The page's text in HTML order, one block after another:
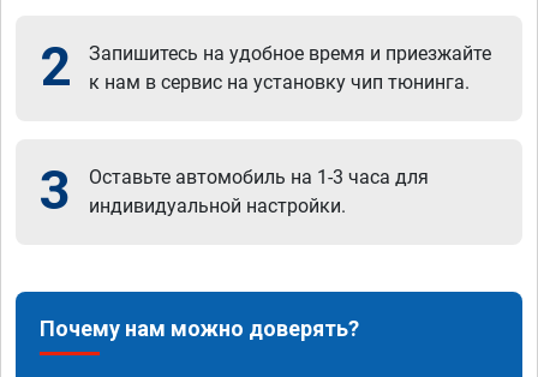
2
Запишитесь на удобное время и приезжайте
к нам в сервис на установку чип тюнинга.
3
Оставьте автомобиль на 1-3 часа для
индивидуальной настройки.
Почему нам можно доверять?